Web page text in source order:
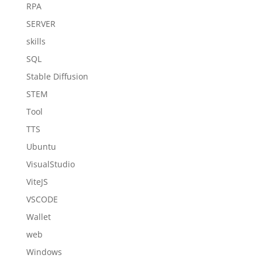
RPA
SERVER
skills
SQL
Stable Diffusion
STEM
Tool
TTS
Ubuntu
VisualStudio
ViteJS
VSCODE
Wallet
web
Windows